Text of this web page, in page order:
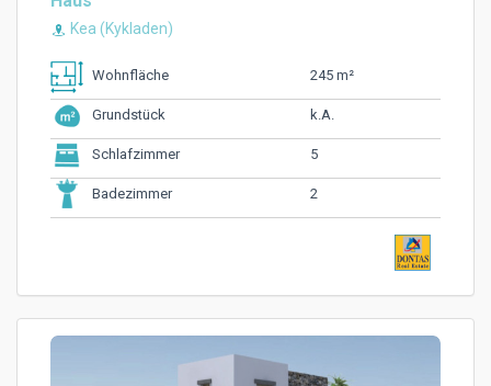
Kea (Kykladen)
Wohnfläche 245 m²
Grundstück k.A.
Schlafzimmer 5
Badezimmer 2